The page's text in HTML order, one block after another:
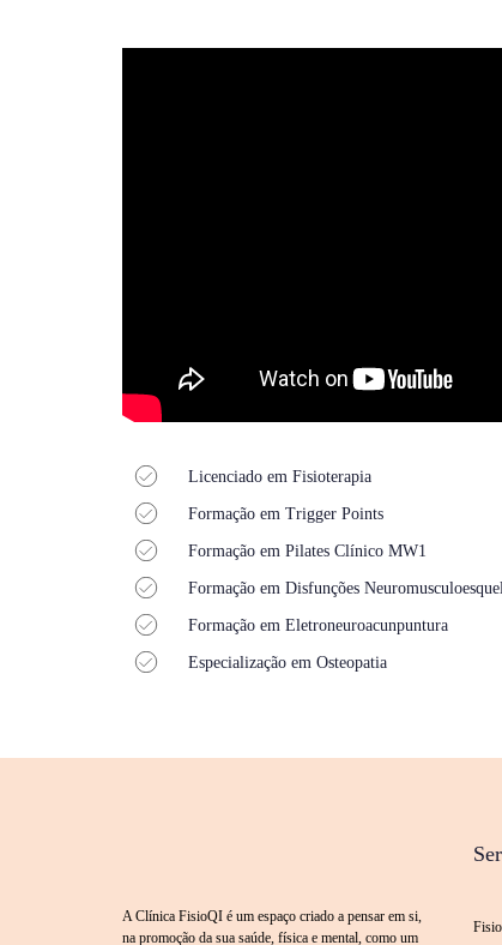
Licenciado em Fisioterapia
Formação em Trigger Points
Formação em Pilates Clínico MW1
Formação em Disfunções
Formação em Eletroneuroacunpuntura
Especialização em Osteopatia
A Clínica FisioQI é um espaço criado a pensar em si,
na promoção da sua saúde, física e mental, como um